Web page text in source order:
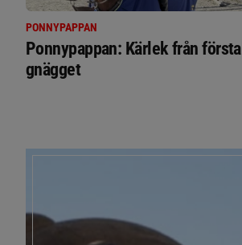
PONNYPAPPAN
Ponnypappan: Kärlek från första
gnägget